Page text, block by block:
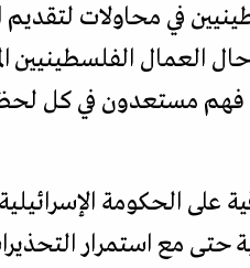
في محاولات لتقديم
العمال الفلسطينيين
فهم مستعدون في كل لحظة
على الحكومة
حتى مع استمرار